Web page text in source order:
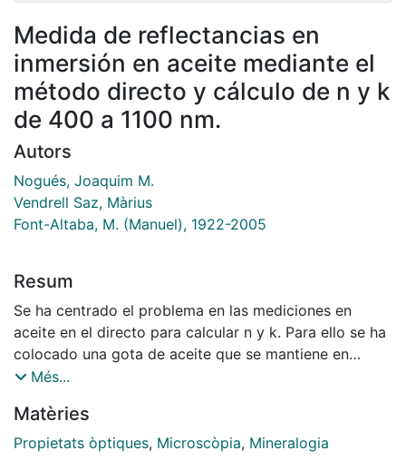
Medida de reflectancias en
inmersión en aceite mediante el
método directo y cálculo de n y k
de 400 a 1100 nm.
Autors
Nogués, Joaquim M.
Vendrell Saz, Màrius
Font-Altaba, M. (Manuel), 1922-2005
Resum
Se ha centrado el problema en las mediciones en
aceite en el directo para calcular n y k. Para ello se ha
colocado una gota de aceite que se mantiene en
contacto con la muestra mediante un cubreobjetos.
que es necesario corregir. Se plantea el desarrollo
matemático para esta corrección, y se realizan las
Més...
Matèries
Propietats òptiques, Microscòpia, Mineralogia